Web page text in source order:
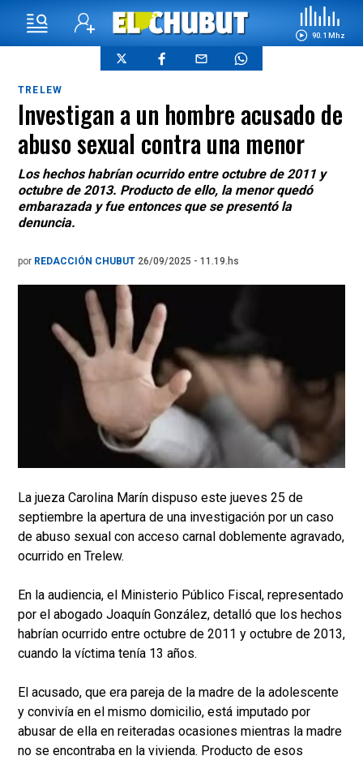
90.1 Mhz
TRELEW
Investigan a un hombre acusado de
abuso sexual contra una menor
Los hechos habrían ocurrido entre octubre de 2011 y
octubre de 2013. Producto de ello, la menor quedó
embarazada y fue entonces que se presentó la
denuncia.
por REDACCIÓN CHUBUT 26/09/2025 - 11.19.hs
La jueza Carolina Marín dispuso este jueves 25 de
septiembre la apertura de una investigación por un caso
de abuso sexual con acceso carnal doblemente agravado,
ocurrido en Trelew.
En la audiencia, el Ministerio Público Fiscal, representado
por el abogado Joaquín González, detalló que los hechos
habrían ocurrido entre octubre de 2011 y octubre de 2013,
cuando la víctima tenía 13 años.
El acusado, que era pareja de la madre de la adolescente
y convivía en el mismo domicilio, está imputado por
abusar de ella en reiteradas ocasiones mientras la madre
no se encontraba en la vivienda. Producto de esos